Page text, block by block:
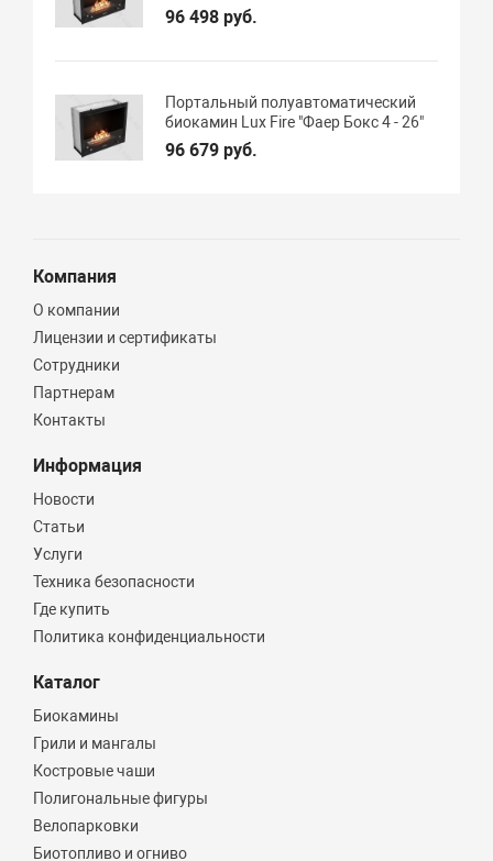
96 498 руб.
Портальный полуавтоматический
биокамин Lux Fire "Фаер Бокс 4 - 26"
96 679 руб.
Компания
О компании
Лицензии и сертификаты
Сотрудники
Партнерам
Контакты
Информация
Новости
Статьи
Услуги
Техника безопасности
Где купить
Политика конфиденциальности
Каталог
Биокамины
Грили и мангалы
Костровые чаши
Полигональные фигуры
Велопарковки
Биотопливо и огниво